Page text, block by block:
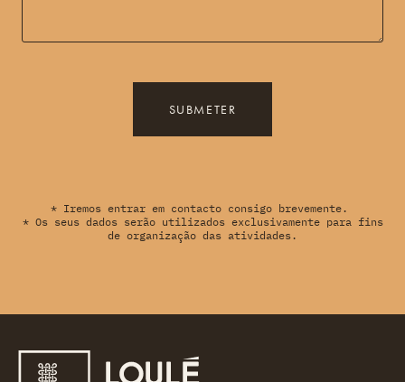
SUBMETER
* Iremos entrar em contacto consigo brevemente.
* Os seus dados serão utilizados exclusivamente para fins
de organização das atividades.